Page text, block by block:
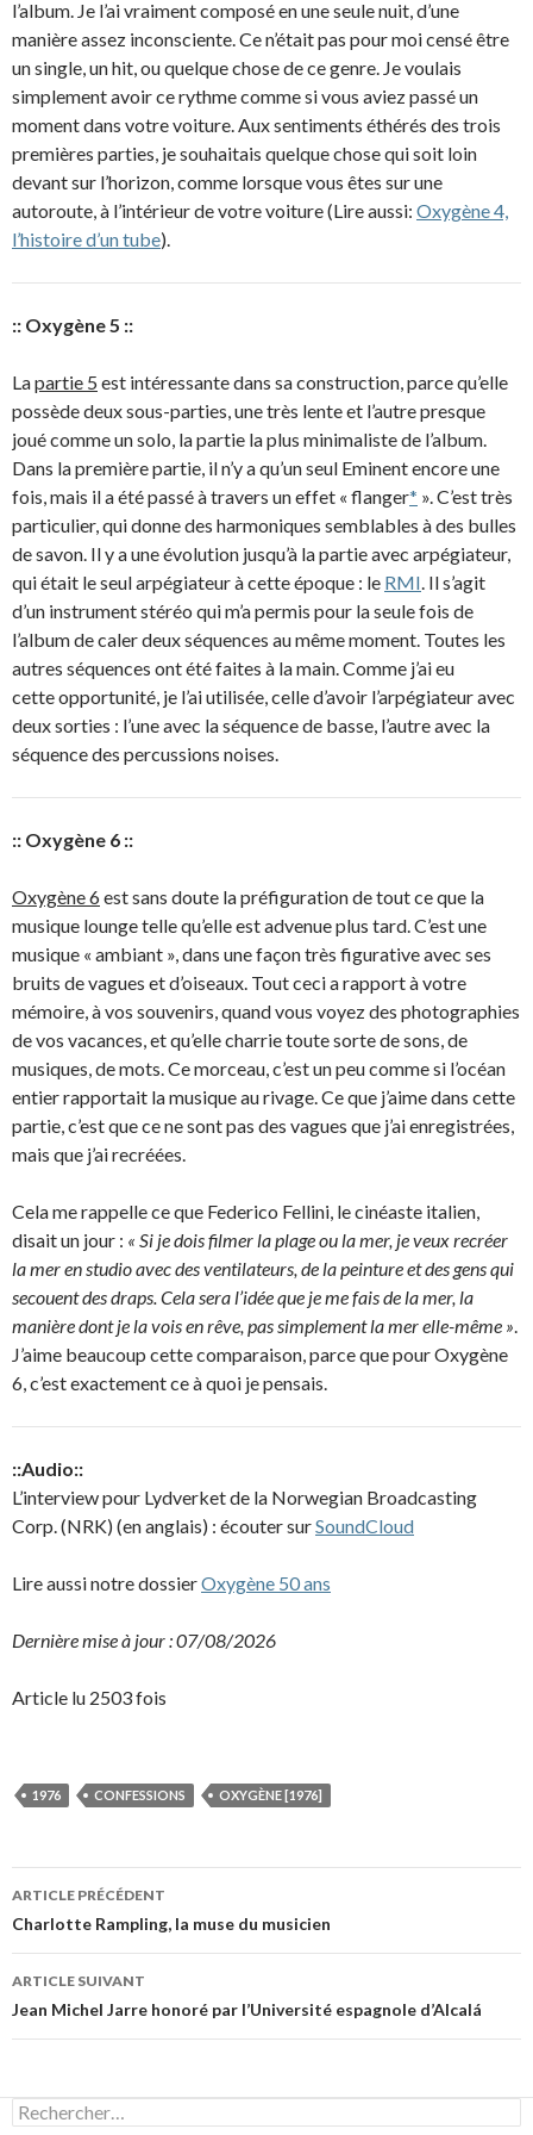
l’album. Je l’ai vraiment composé en une seule nuit, d’une
manière assez inconsciente. Ce n’était pas pour moi censé être
un single, un hit, ou quelque chose de ce genre. Je voulais
simplement avoir ce rythme comme si vous aviez passé un
moment dans votre voiture. Aux sentiments éthérés des trois
premières parties, je souhaitais quelque chose qui soit loin
devant sur l’horizon, comme lorsque vous êtes sur une
autoroute, à l’intérieur de votre voiture (Lire aussi: Oxygène 4,
l’histoire d’un tube).
:: Oxygène 5 ::
Lapartie 5 est intéressante dans sa construction, parce qu’elle
possède deux sous-parties, une très lente et l’autre presque
joué comme un solo, la partie la plus minimaliste de l’album.
Dans la première partie, il n’y a qu’un seul Eminent encore une
fois, mais il a été passé à travers un effet « flanger* ». C’est très
particulier, qui donne des harmoniques semblables à des bulles
de savon. Il y a une évolution jusqu’à la partie avec arpégiateur,
qui était le seul arpégiateur à cette époque : le RMI. Il s’agit
d’un instrument stéréo qui m’a permis pour la seule fois de
l’album de caler deux séquences au même moment. Toutes les
autres séquences ont été faites à la main. Comme j’ai eu
cette opportunité, je l’ai utilisée, celle d’avoir l’arpégiateur avec
deux sorties : l’une avec la séquence de basse, l’autre avec la
séquence des percussions noises.
:: Oxygène 6 ::
Oxygène 6est sans doute la préfiguration de tout ce que la
musique lounge telle qu’elle est advenue plus tard. C’est une
musique « ambiant », dans une façon très figurative avec ses
bruits de vagues et d’oiseaux. Tout ceci a rapport à votre
mémoire, à vos souvenirs, quand vous voyez des photographies
de vos vacances, et qu’elle charrie toute sorte de sons, de
musiques, de mots. Ce morceau, c’est un peu comme si l’océan
entier rapportait la musique au rivage. Ce que j’aime dans cette
partie, c’est que ce ne sont pas des vagues que j’ai enregistrées,
mais que j’ai recréées.
Cela me rappelle ce que Federico Fellini, le cinéaste italien,
disait un jour : « Si je dois filmer la plage ou la mer, je veux recréer
la mer en studio avec des ventilateurs, de la peinture et des gens qui
secouent des draps. Cela sera l’idée que je me fais de la mer, la
manière dont je la vois en rêve, pas simplement la mer elle-même ».
J’aime beaucoup cette comparaison, parce que pour Oxygène
6, c’est exactement ce à quoi je pensais.
::Audio::
L’interview pour Lydverket de la Norwegian Broadcasting
Corp. (NRK) (en anglais) : écouter surSoundCloud
Lire aussi notre dossierOxygène 50 ans
Dernière mise à jour : 07/08/2026
Article lu 2503 fois
1976 CONFESSIONS OXYGÈNE [1976]
Navigation
des
articles
ARTICLE PRÉCÉDENT
Charlotte Rampling, la muse du musicien
ARTICLE SUIVANT
Jean Michel Jarre honoré par l’Université espagnole d’Alcalá
Rechercher :